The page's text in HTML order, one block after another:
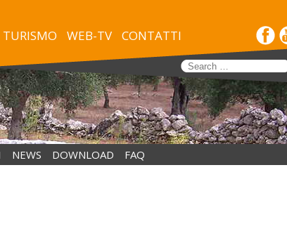
TURISMO WEB-TV CONTATTI
NEWS DOWNLOAD FAQ